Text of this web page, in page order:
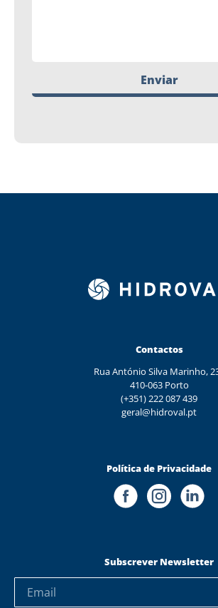
Enviar
Contactos
Rua António Silva Marinho,
410-063 Porto
(+351) 222 087 439
geral@hidroval.pt
Política de Privacidade
Subscrever Newsletter